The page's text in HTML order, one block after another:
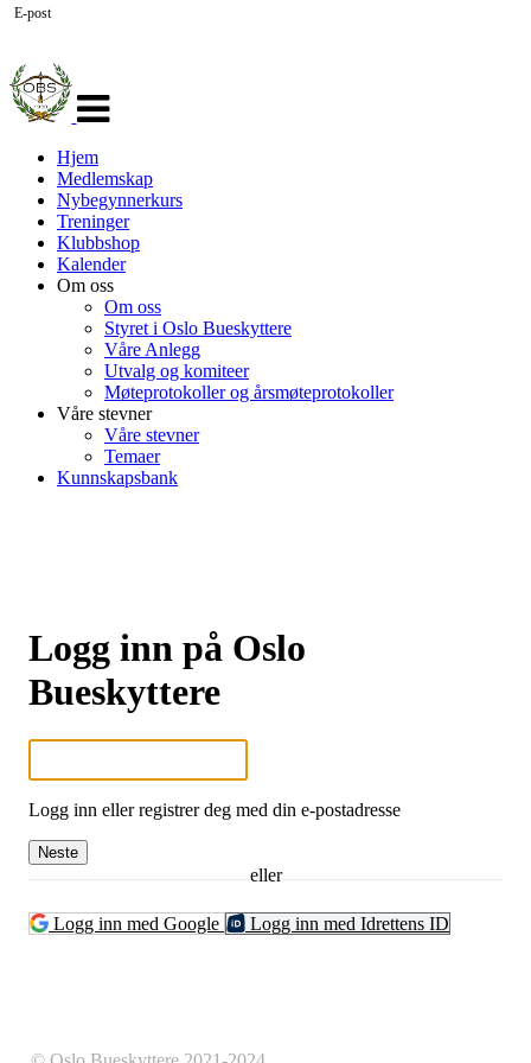
navigasjon
Hjem
Medlemskap
Nybegynnerkurs
Treninger
Klubbshop
Kalender
Om oss
Om oss
Styret i Oslo Bueskyttere
Våre Anlegg
Utvalg og komiteer
Møteprotokoller og årsmøteprotokoller
Våre stevner
Våre stevner
Temaer
Kunnskapsbank
Logg inn på Oslo
Bueskyttere
E-post
Logg inn eller registrer deg med din e-postadresse
Neste
eller
Logg inn med Google Logg inn med Idrettens ID